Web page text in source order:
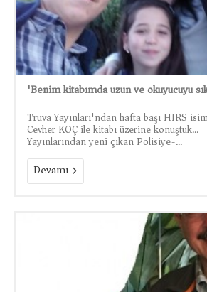
Truva Yayınları'ndan hafta başı HIRS
Cevher KOÇ ile kitabı üzerine
Yayınlarından yeni çıkan Polisiye-...
Devamı